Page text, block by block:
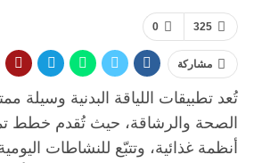
0 325
مشاركة
تُعد تطبيقات اللياقة البدنية وسيلة
الصحة والرشاقة، حيث تُقدم خطط
أنظمة غذائية، وتتبّع للنشاطات